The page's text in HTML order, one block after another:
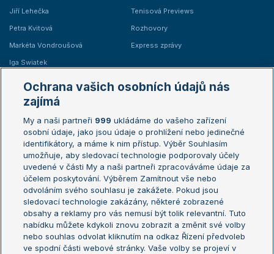
Jiří Lehečka
Petra Kvitová
Markéta Vondroušová
Iga Swiatek
Tenisová Previews
Rozhovory
Express zprávy
Žebříčky
Žebříček ATP (muži)
Žebříček WTA (ženy)
Sázkařský žebříček
Australian Open
French Open
Wimbledon
US Open
Turnaj mistrů
Turnaj mistryň
Aktualní trendy
Fotbalové přestupy
Ochrana vašich osobních údajů nás
zajímá
My a naši partneři 999 ukládáme do vašeho zařízení
osobní údaje, jako jsou údaje o prohlížení nebo jedinečné
identifikátory, a máme k nim přístup. Výběr Souhlasím
umožňuje, aby sledovací technologie podporovaly účely
uvedené v části My a naši partneři zpracováváme údaje za
účelem poskytování. Výběrem Zamítnout vše nebo
odvoláním svého souhlasu je zakážete. Pokud jsou
sledovací technologie zakázány, některé zobrazené
obsahy a reklamy pro vás nemusí být tolik relevantní. Tuto
nabídku můžete kdykoli znovu zobrazit a změnit své volby
nebo souhlas odvolat kliknutím na odkaz Řízení předvoleb
ve spodní části webové stránky. Vaše volby se projeví v